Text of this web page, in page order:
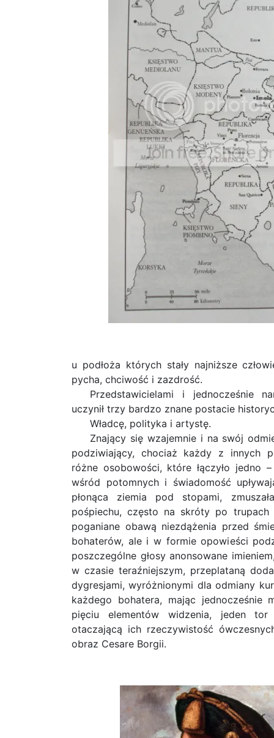
u podłoża których stały najniższe
pycha, chciwość i zazdrość.
Przedstawicielami i jednocześnie
uczynił trzy bardzo znane postacie
Władcę, polityka i artystę.
Znający się wzajemnie i na swój
podziwiający, chociaż każdy z innych
różne osobowości, które łączyło jedno
wśród potomnych i świadomość
płonąca ziemia pod stopami,
pośpiechu, często na skróty po trupach
poganiane obawą niezdążenia przed
bohaterów, ale i w formie opowieści
poszczególne głosy anonsowane
w czasie teraźniejszym, przeplataną
dygresjami, wyróżnionymi dla odmiany
każdego bohatera, mając jednocześnie
pięciu elementów widzenia, jeden
otaczającą ich rzeczywistość
obraz Cesare Borgii.